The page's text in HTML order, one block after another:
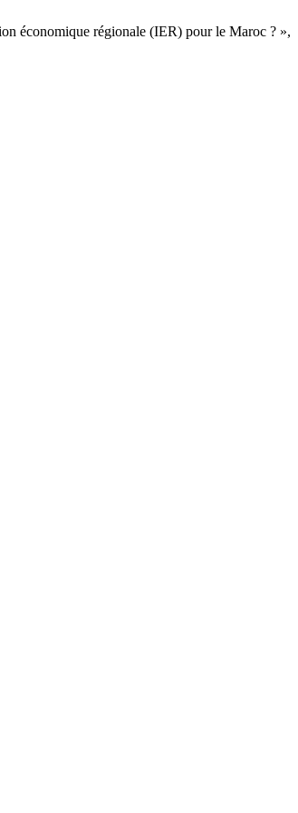
économique régionale (IER) pour le Maroc ? »,